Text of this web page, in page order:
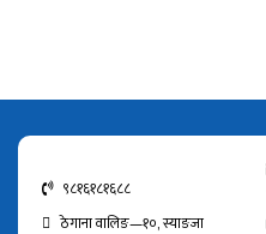
९८१६१८१६८८
ठेगाना वालिङ—१०, स्याङजा